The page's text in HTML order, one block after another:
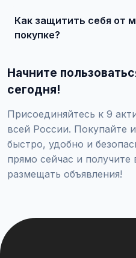
встрече и совершите
Как защитить себя от
покупке?
предоплату незнакомцам.
Начните
сегодня!
Присоединяйтесь к 9
всей России. Покупайте
быстро, удобно и
прямо сейчас и
размещать объявления!